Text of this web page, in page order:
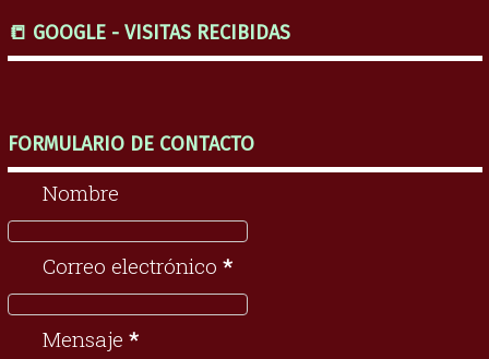
📒 GOOGLE - VISITAS RECIBIDAS
FORMULARIO DE CONTACTO
Nombre
Correo electrónico *
Mensaje *